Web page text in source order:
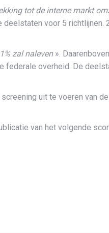
tot de interne markt
voor 5 richtlijnen.
zal naleven».
federale overheid. De
uit te voeren van
van het volgende